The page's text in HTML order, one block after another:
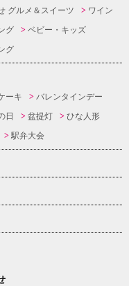
グルメ＆スイーツ
ワイン
グ
ベビー・キッズ
グ
ーキ
バレンタインデー
日 盆提灯
ひな人形
駅弁大会